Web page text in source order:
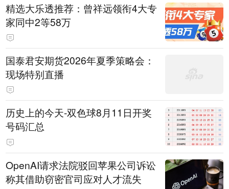
精选大乐透推荐：曾祥远领衔4大专
家同中2等58万
国泰君安期货2026年夏季策略会：
现场特别直播
历史上的今天-双色球8月11日开奖
号码汇总
OpenAI请求法院驳回苹果公司诉讼
称其借助窃密官司应对人才流失